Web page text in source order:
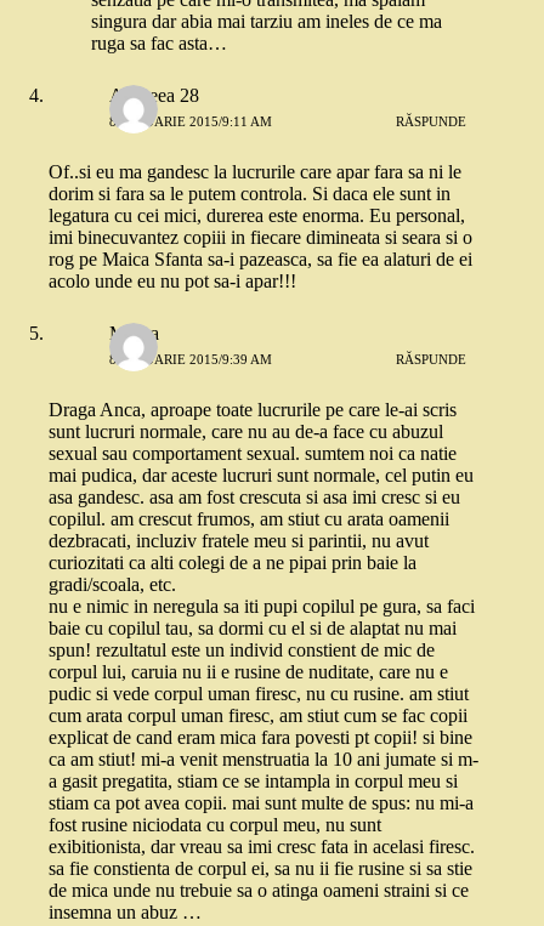
singura dar abia mai tarziu am ineles de ce ma
ruga sa fac asta…
Andreea 28
8 IANUARIE 2015/9:11 AM RĂSPUNDE
Of..si eu ma gandesc la lucrurile care apar fara sa ni le
dorim si fara sa le putem controla. Si daca ele sunt in
legatura cu cei mici, durerea este enorma. Eu personal,
imi binecuvantez copiii in fiecare dimineata si seara si o
rog pe Maica Sfanta sa-i pazeasca, sa fie ea alaturi de ei
acolo unde eu nu pot sa-i apar!!!
Maura
8 IANUARIE 2015/9:39 AM RĂSPUNDE
Draga Anca, aproape toate lucrurile pe care le-ai scris
sunt lucruri normale, care nu au de-a face cu abuzul
sexual sau comportament sexual. sumtem noi ca natie
mai pudica, dar aceste lucruri sunt normale, cel putin eu
asa gandesc. asa am fost crescuta si asa imi cresc si eu
copilul. am crescut frumos, am stiut cu arata oamenii
dezbracati, incluziv fratele meu si parintii, nu avut
curiozitati ca alti colegi de a ne pipai prin baie la
gradi/scoala, etc.
nu e nimic in neregula sa iti pupi copilul pe gura, sa faci
baie cu copilul tau, sa dormi cu el si de alaptat nu mai
spun! rezultatul este un individ constient de mic de
corpul lui, caruia nu ii e rusine de nuditate, care nu e
pudic si vede corpul uman firesc, nu cu rusine. am stiut
cum arata corpul uman firesc, am stiut cum se fac copii
explicat de cand eram mica fara povesti pt copii! si bine
ca am stiut! mi-a venit menstruatia la 10 ani jumate si m-
a gasit pregatita, stiam ce se intampla in corpul meu si
stiam ca pot avea copii. mai sunt multe de spus: nu mi-a
fost rusine niciodata cu corpul meu, nu sunt
exibitionista, dar vreau sa imi cresc fata in acelasi firesc.
sa fie constienta de corpul ei, sa nu ii fie rusine si sa stie
de mica unde nu trebuie sa o atinga oameni straini si ce
insemna un abuz …